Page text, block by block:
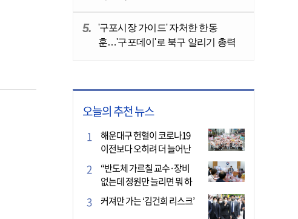
오늘의 추천 뉴스
해운대구 헌혈이 코로나19
이전보다 오히려 더 늘어난
이유는?
“반도체 가르칠 교수·장비
없는데 정원만 늘리면 뭐 하
나”
커져만 가는 ‘김건희 리스크’